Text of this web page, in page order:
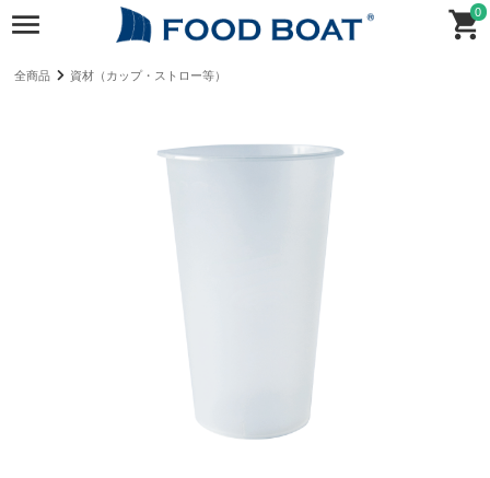
0
全商品 資材（カップ・ストロー等）